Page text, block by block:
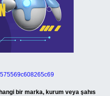
bir marka, kurum veya şahıs